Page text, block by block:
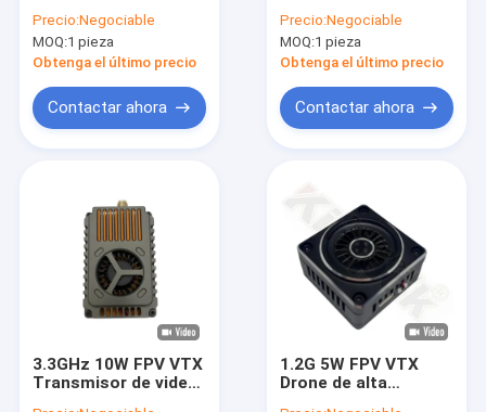
Video Transmitter
TBS
Precio:Negociable
MOQ:1 pieza
Obtenga el último precio
Contactar ahora
FPV VTX Drone
Transmisión de video
80CHs
Precio:Negociable
MOQ:1 pieza
Obtenga el último precio
Contactar ahora
3.3GHz 10W FPV VTX
Transmisor de video
1.2G 5W FPV VTX
Drone de alta